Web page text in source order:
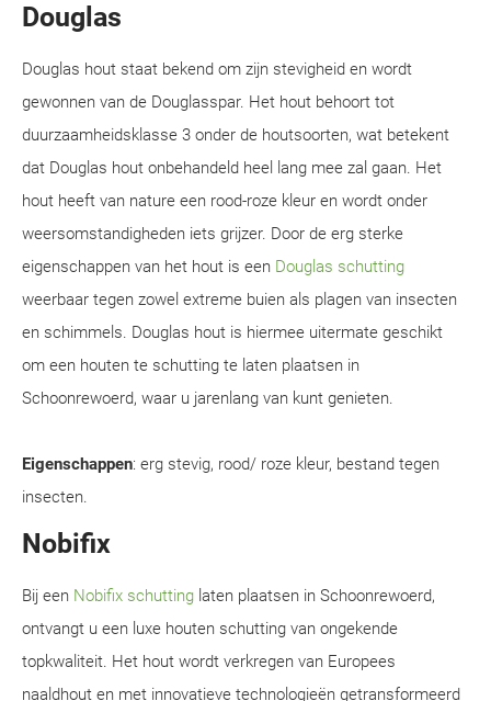
Douglas
Douglas hout staat bekend om zijn stevigheid en wordt
gewonnen van de Douglasspar. Het hout behoort tot
duurzaamheidsklasse 3 onder de houtsoorten, wat betekent
dat Douglas hout onbehandeld heel lang mee zal gaan. Het
hout heeft van nature een rood-roze kleur en wordt onder
weersomstandigheden iets grijzer. Door de erg sterke
eigenschappen van het hout is een Douglas schutting
weerbaar tegen zowel extreme buien als plagen van insecten
en schimmels. Douglas hout is hiermee uitermate geschikt
om een houten te schutting te laten plaatsen in
Schoonrewoerd, waar u jarenlang van kunt genieten.
Eigenschappen: erg stevig, rood/ roze kleur, bestand tegen
insecten.
Nobifix
Bij een Nobifix schutting laten plaatsen in Schoonrewoerd,
ontvangt u een luxe houten schutting van ongekende
topkwaliteit. Het hout wordt verkregen van Europees
naaldhout en met innovatieve technologieën getransformeerd